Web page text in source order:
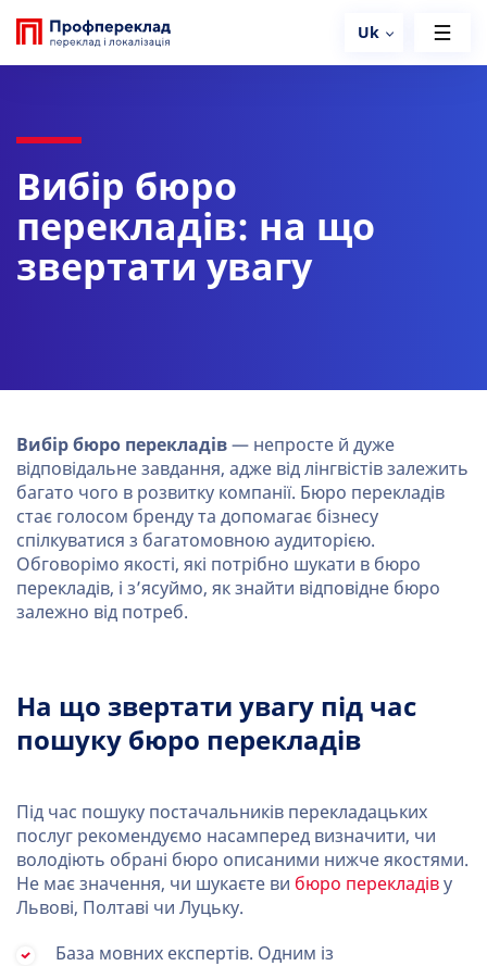
Uk
Вибір бюро
перекладів: на що
звертати увагу
Вибір бюро перекладів — непросте й дуже
відповідальне завдання, адже від лінгвістів залежить
багато чого в розвитку компанії. Бюро перекладів
стає голосом бренду та допомагає бізнесу
спілкуватися з багатомовною аудиторією.
Обговорімо якості, які потрібно шукати в бюро
перекладів, і з’ясуймо, як знайти відповідне бюро
залежно від потреб.
На що звертати увагу під час
пошуку бюро перекладів
Під час пошуку постачальників перекладацьких
послуг рекомендуємо насамперед визначити, чи
володіють обрані бюро описаними нижче якостями.
Не має значення, чи шукаєте ви бюро перекладів у
Львові, Полтаві чи Луцьку.
База мовних експертів. Одним із